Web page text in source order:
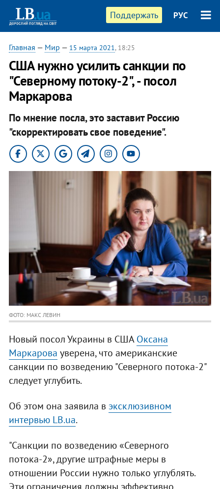
Поддержать РУС
Главная — Мир — 15 марта 2021, 18:25
США нужно усилить санкции по
"Северному потоку-2", - посол
Маркарова
По мнение посла, это заставит Россию
"скорректировать свое поведение".
ФОТО: МАКС ЛЕВИН
Новый посол Украины в СШАОксана
Маркарова уверена, что американские
санкции по возведению "Северного потока-2"
следует углубить.
Об этом она заявила в эксклюзивном
интервью LB.ua.
"Санкции по возведению «Северного
потока-2», другие штрафные меры в
отношении России нужно только углублять.